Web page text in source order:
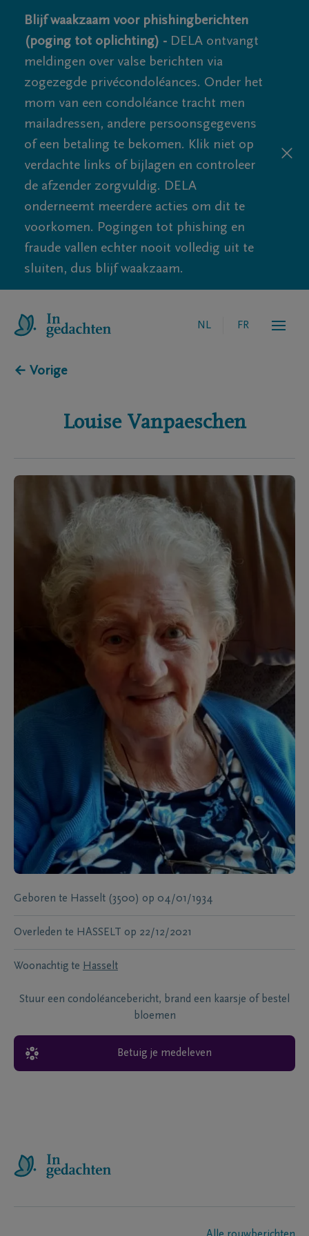
Blijf waakzaam voor phishingberichten
(poging tot oplichting) - DELA ontvangt
meldingen over valse berichten via
zogezegde privécondoléances. Onder het
mom van een condoléance tracht men
mailadressen, andere persoonsgegevens
of een betaling te bekomen. Klik niet op
verdachte links of bijlagen en controleer
de afzender zorgvuldig. DELA
onderneemt meerdere acties om dit te
voorkomen. Pogingen tot phishing en
fraude vallen echter nooit volledig uit te
sluiten, dus blijf waakzaam.
NL FR
← Vorige
Louise Vanpaeschen
Geboren te Hasselt (3500) op 04/01/1934
Overleden te HASSELT op 22/12/2021
Woonachtig te Hasselt
Stuur een condoléancebericht, brand een kaarsje of bestel
bloemen
Betuig je medeleven